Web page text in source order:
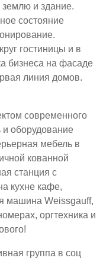
землю и здание.
состояние
гостиницы и в
бизнеса на фасаде
линия домов.
современного
и оборудование
мебель в
кованной
станция с
кухне кафе,
машина Weissgauff,
оргтехника и
группа в соц